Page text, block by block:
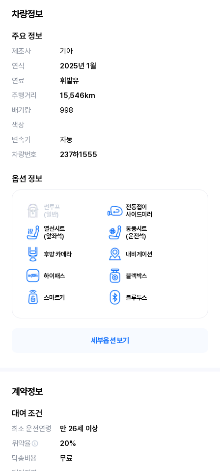
차량정보
주요 정보
제조사
기아
연식
2025년 1월
연료
휘발유
주행거리
15,546km
배기량
998
색상
변속기
자동
차량번호
237하1555
옵션 정보
썬루프
(일반)
전동접이
사이드미러
열선시트
(앞좌석)
통풍시트
(운전석)
후방 카메라 내비게이션
하이패스 블랙박스
스마트키 블루투스
세부옵션 보기
계약정보
대여 조건
최소 운전연령
만 26세 이상
위약율
20%
탁송비용
무료